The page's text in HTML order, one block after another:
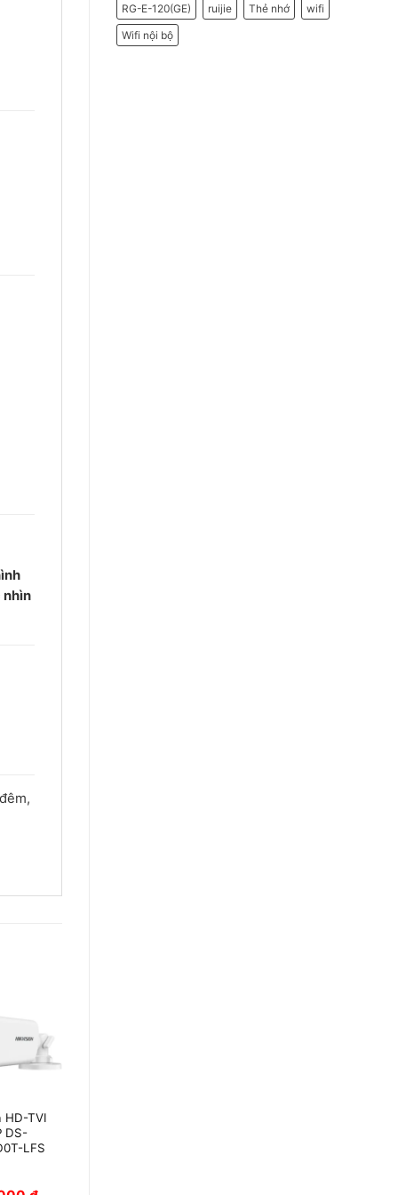
RG-E-120(GE)
ruijie Thẻ nhớ
wifi
Wifi nội bộ
nhìn
HD-TVI
DS-
LFS